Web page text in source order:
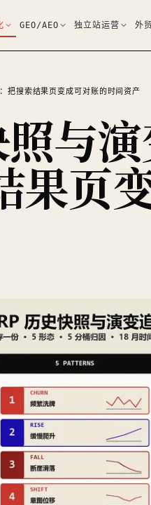
GEO/AEO 独立站运营 外
把搜索结果页变成可对账的时间资产
与
果页